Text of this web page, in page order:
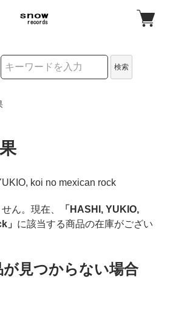
検索
koi no mexican rock
ん。現在、
「HASHI, YUKIO,
」 に該当する商品の在庫がござい
見つからない場合